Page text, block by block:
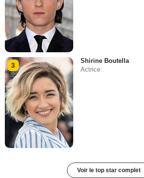
3
Shirine Boutella
Actrice
Voir le top star complet